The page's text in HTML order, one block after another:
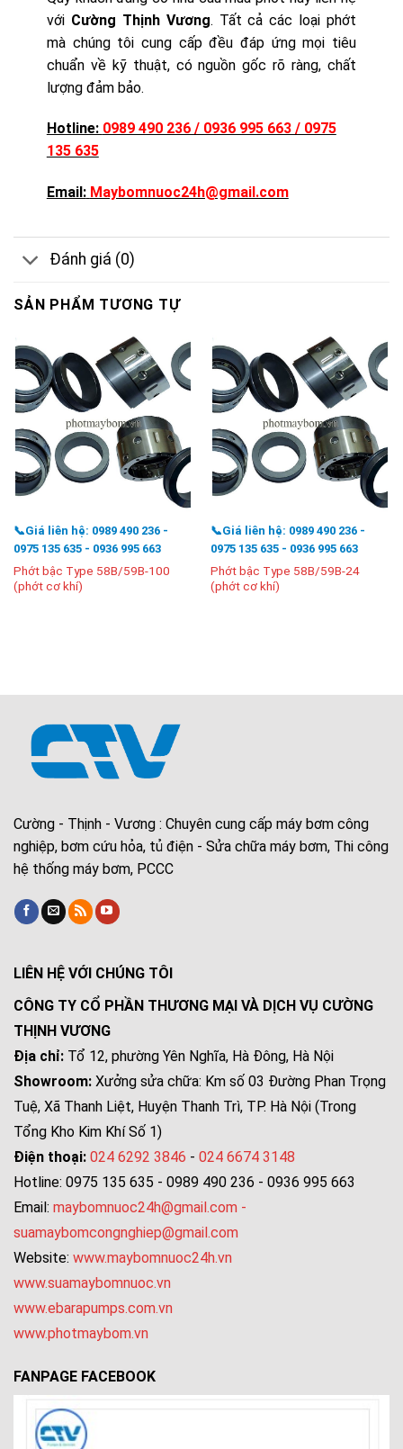
với Cường Thịnh Vương. Tất cả các loại phớt
mà chúng tôi cung cấp đều đáp ứng mọi tiêu
chuẩn về kỹ thuật, có nguồn gốc rõ ràng, chất
lượng đảm bảo.
Hotline: 0989 490 236 / 0936 995 663 / 0975
135 635
Email: Maybomnuoc24h@gmail.com
Đánh giá (0)
SẢN PHẨM TƯƠNG TỰ
📞Giá liên hệ: 0989 490 236 -
0975 135 635 - 0936 995 663
Phớt bậc Type 58B/59B-100
(phớt cơ khí)
📞Giá liên hệ: 0989 490 236 -
0975 135 635 - 0936 995 663
Phớt bậc Type 58B/59B-24
(phớt cơ khí)
Cường - Thịnh - Vương : Chuyên cung cấp máy bơm công
nghiệp, bơm cứu hỏa, tủ điện - Sửa chữa máy bơm, Thi công
hệ thống máy bơm, PCCC
LIÊN HỆ VỚI CHÚNG TÔI
CÔNG TY CỔ PHẦN THƯƠNG MẠI VÀ DỊCH VỤ CƯỜNG
THỊNH VƯƠNG
Địa chỉ: Tổ 12, phường Yên Nghĩa, Hà Đông, Hà Nội
Showroom: Xưởng sửa chữa: Km số 03 Đường Phan Trọng
Tuệ, Xã Thanh Liệt, Huyện Thanh Trì, TP. Hà Nội (Trong
Tổng Kho Kim Khí Số 1)
Điện thoại: 024 6292 3846 - 024 6674 3148
Hotline: 0975 135 635 - 0989 490 236 - 0936 995 663
Email: maybomnuoc24h@gmail.com -
suamaybomcongnghiep@gmail.com
Website: www.maybomnuoc24h.vn
www.suamaybomnuoc.vn
www.ebarapumps.com.vn
www.photmaybom.vn
FANPAGE FACEBOOK